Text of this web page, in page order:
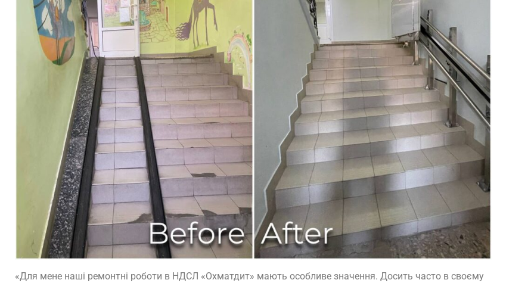
«Для мене наші ремонтні роботи в НДСЛ «Охматдит» мають особливе значення. Досить часто в своєму